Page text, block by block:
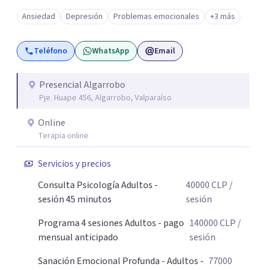
emocional profunda y duradera, te espero en sesión.
Atiendo con frecuencia a personas que han convivido por
meses o años con síntomas de depresión y ansiedad,
principalmente mujeres adultas y adolescentes.
abrazo, Pamela
Ansiedad Depresión Problemas emocionales +3 más
Teléfono WhatsApp Email
Presencial Algarrobo
Pje. Huape 456, Algarrobo, Valparaíso
Online
Terapia online
Servicios y precios
Consulta Psicología Adultos -
sesión 45 minutos
40000CLP /
sesión
Programa 4 sesiones Adultos - pago
mensual anticipado
140000CLP /
sesión
Sanación Emocional Profunda - Adultos - 77000